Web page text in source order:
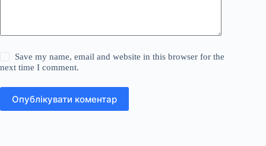
Save my name, email and website in this browser for the
next time I comment.
Опублікувати коментар